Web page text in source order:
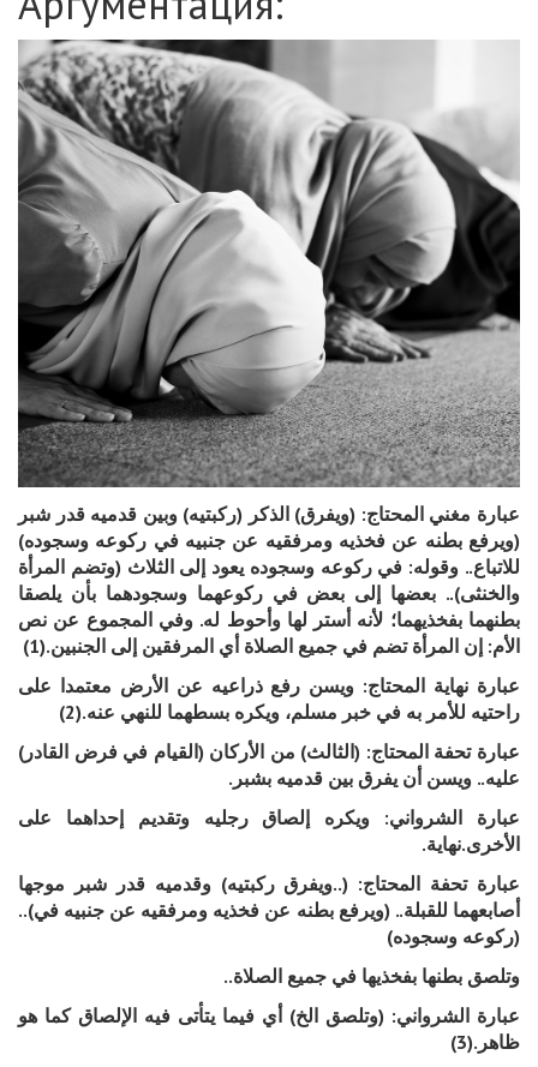
عبارة مغني المحتاج: (ويفرق) الذكر (ركبتيه) وبين قدميه قدر شبر
(ويرفع بطنه عن فخذيه ومرفقيه عن جنبيه في ركوعه وسجوده)
للاتباع.. وقوله: في ركوعه وسجوده يعود إلى الثلاث (وتضم المرأة
والخنثى).. بعضها إلى بعض في ركوعهما وسجودهما بأن يلصقا
بطنهما بفخذيهما؛ لأنه أستر لها وأحوط له. وفي المجموع عن نص
الأم: إن المرأة تضم في جميع الصلاة أي المرفقين إلى الجنبين.(1)
عبارة نهاية المحتاج: ويسن رفع ذراعيه عن الأرض معتمدا على
راحتيه للأمر به في خبر مسلم، ويكره بسطهما للنهي عنه.(2)
عبارة تحفة المحتاج: (الثالث) من الأركان (القيام في فرض القادر)
عليه.. ويسن أن يفرق بين قدميه بشبر .
عبارة الشرواني: ويكره إلصاق رجليه وتقديم إحداهما على
الأخرى.نهاية.
عبارة تحفة المحتاج: (..ويفرق ركبتيه) وقدميه قدر شبر موجها
أصابعهما للقبلة.. (ويرفع بطنه عن فخذيه ومرفقيه عن جنبيه في)..
(ركوعه وسجوده)
وتلصق بطنها بفخذيها في جميع الصلاة..
عبارة الشرواني: (وتلصق الخ) أي فيما يتأتى فيه الإلصاق كما هو
ظاهر.(3)